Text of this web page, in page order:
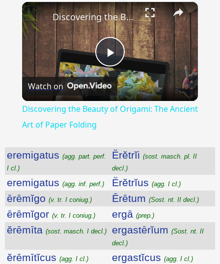
Play Unmute Fullscreen ×
Play
Video
Discovering the Beauty of Origami: The Ancient Art of Paper Folding
Watch on
Discovering the Beauty of Origami: The Ancient
Art of Paper Folding
eremigatus (agg. part. perf.
I cl.)
Ĕrĕtrĭi (sost. masch. pl. II
decl.)
eremigatus (agg. inf. perf.) Ĕrĕtrĭus (agg. I cl.)
ērēmĭgo (v. tr. I coniug.) Ērētum (Sost. nt. II decl.)
ērēmĭgor (v. tr. I coniug.) ergā (prep.)
ĕrēmīta (sost. masch. I decl.) ergastērĭum (Sost. nt. II
decl.)
ĕrēmītĭcus (agg. I cl.) ergastĭcus (agg. I cl.)